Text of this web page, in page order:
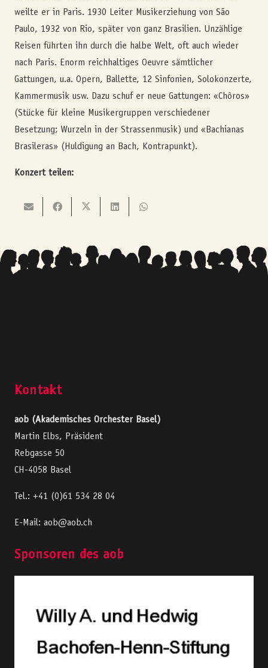
weilte er in Paris. 1930 Leiter Musikerziehung von São
Paulo, 1932 von Rio, später von ganz Brasilien. Unzählige
Reisen führten ihn durch die halbe Welt, oft auch wieder
nach Paris. Enorm reichhaltiges Oeuvre sämtlicher
Gattungen, u.a. Opern, Ballette, 12 Sinfonien, Solokonzerte,
Kammer­musik usw. Dazu schuf er neue Gattungen: «Chôros»
(Stücke für kleine Musikergruppen verschiedener
Besetzung; Wurzeln in der Strassenmusik) und «Bachianas
Brasileras» (Huldigung an Bach, Kontrapunkt).
Konzert teilen:
Kontakt
aob (Akademisches Orchester Basel)
Martin Elbs, Präsident
Rebgasse 50
CH-4058 Basel
Tel.: +41 (0)61 534 28 04
E-Mail: aob@aob.ch
Sponsoren des aob